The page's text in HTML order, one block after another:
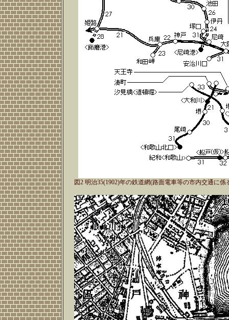
図2 明治35(1902)年の鉄道網(路面電車等の市内交通に